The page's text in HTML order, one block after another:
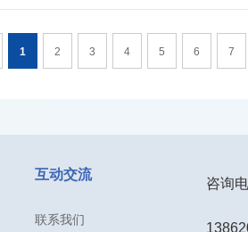
1 2 3 4 5 6 7
互动交流
联系我们
咨询